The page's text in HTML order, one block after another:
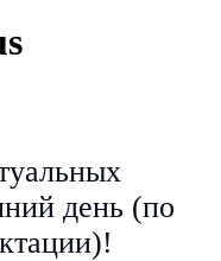
день (по